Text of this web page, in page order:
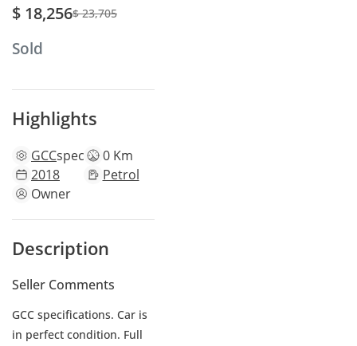
$ 18,256$ 23,705
Sold
Highlights
GCCspecs
0 Km
2018
Petrol
Owner
Description
Seller Comments
GCC specifications. Car is
in perfect condition. Full